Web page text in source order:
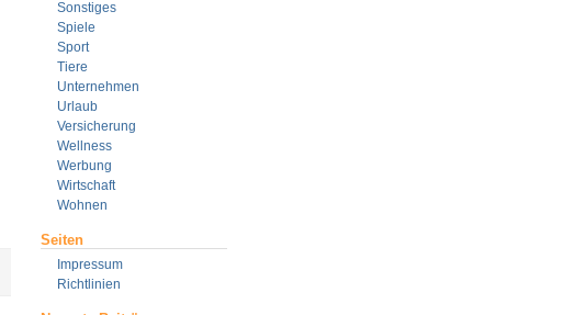
Sonstiges
Spiele
Sport
Tiere
Unternehmen
Urlaub
Versicherung
Wellness
Werbung
Wirtschaft
Wohnen
Seiten
Impressum
Richtlinien